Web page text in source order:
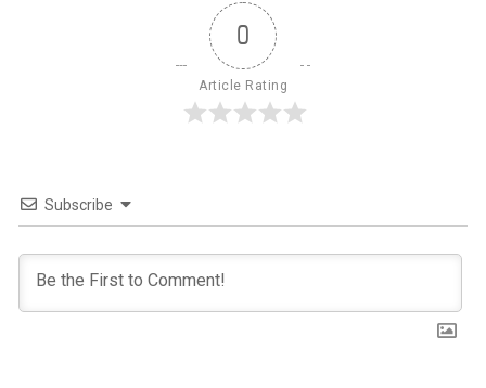
0
Article Rating
Subscribe